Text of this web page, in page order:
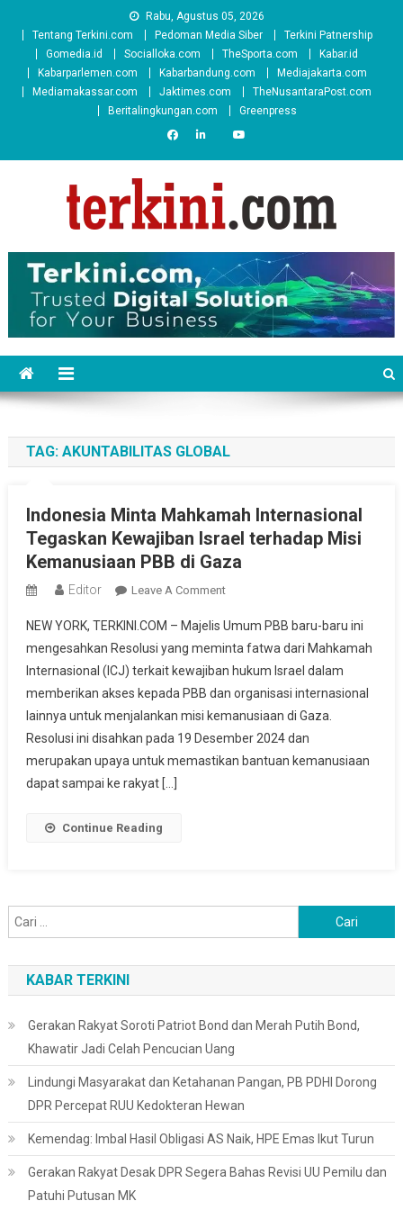
Rabu, Agustus 05, 2026
Tentang Terkini.com
Pedoman Media Siber
Terkini Patnership
Gomedia.id
Socialloka.com TheSporta.com
Kabar.id
Kabarparlemen.com
Kabarbandung.com
Mediajakarta.com
Mediamakassar.com
Jaktimes.com
TheNusantaraPost.com
Beritalingkungan.com
Greenpress
TAG: AKUNTABILITAS GLOBAL
Indonesia Minta Mahkamah Internasional
Tegaskan Kewajiban Israel terhadap Misi
Kemanusiaan PBB di Gaza
Editor Leave A CommentOn
Minta
Mahkamah
Internasional
Tegaskan
Kewajiban
Israel
Terhadap
NEW YORK, TERKINI.COM – Majelis Umum PBB baru-baru ini
mengesahkan Resolusi yang meminta fatwa dari Mahkamah
Internasional (ICJ) terkait kewajiban hukum Israel dalam
memberikan akses kepada PBB dan organisasi internasional
lainnya untuk menjalankan misi kemanusiaan di Gaza.
Resolusi ini disahkan pada 19 Desember 2024 dan
merupakan upaya untuk memastikan bantuan kemanusiaan
dapat sampai ke rakyat […]
Continue Reading
untuk:
KABAR TERKINI
Gerakan Rakyat Soroti Patriot Bond dan Merah Putih Bond,
Khawatir Jadi Celah Pencucian Uang
Lindungi Masyarakat dan Ketahanan Pangan, PB PDHI Dorong
DPR Percepat RUU Kedokteran Hewan
Kemendag: Imbal Hasil Obligasi AS Naik, HPE Emas Ikut Turun
Gerakan Rakyat Desak DPR Segera Bahas Revisi UU Pemilu dan
Patuhi Putusan MK